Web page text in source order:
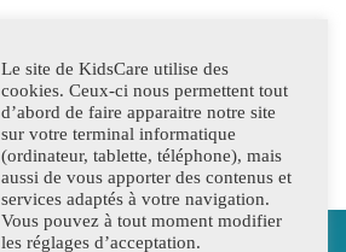
Le site de KidsCare utilise des
cookies. Ceux-ci nous permettent tout
d’abord de faire apparaitre notre site
sur votre terminal informatique
(ordinateur, tablette, téléphone), mais
aussi de vous apporter des contenus et
services adaptés à votre navigation.
Vous pouvez à tout moment modifier
les réglages d’acceptation.